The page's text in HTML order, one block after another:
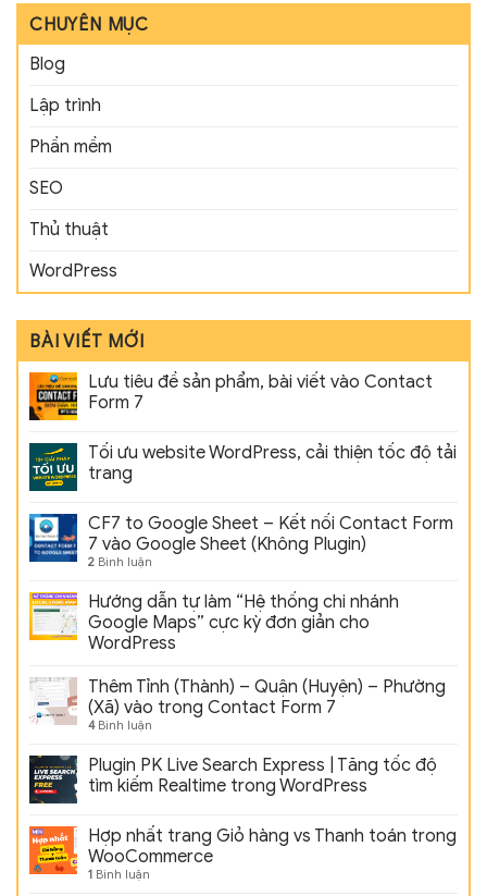
CHUYÊN MỤC
Blog
Lập trình
Phần mềm
SEO
Thủ thuật
WordPress
BÀI VIẾT MỚI
Lưu tiêu đề sản phẩm, bài viết vào Contact
Form 7
Tối ưu website WordPress, cải thiện tốc độ tải
trang
CF7 to Google Sheet – Kết nối Contact Form
7 vào Google Sheet (Không Plugin)
2 Bình luận
Hướng dẫn tự làm “Hệ thống chi nhánh
Google Maps” cực kỳ đơn giản cho
WordPress
Thêm Tỉnh (Thành) – Quận (Huyện) – Phường
(Xã) vào trong Contact Form 7
4Bình luận
Plugin PK Live Search Express | Tăng tốc độ
tìm kiếm Realtime trong WordPress
Hợp nhất trang Giỏ hàng vs Thanh toán trong
WooCommerce
1 Bình luận